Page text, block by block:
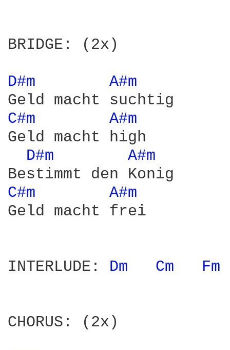
BRIDGE: (2x)
D#m
A#m
C#m
A#m
Geld macht high
D#m
A#m
C#m
A#m
Geld macht frei
INTERLUDE: Dm Cm Fm
CHORUS: (2x)